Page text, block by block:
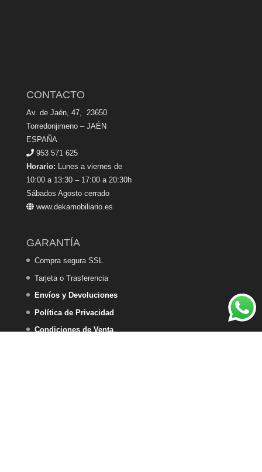
CONTACTO
Av. de Jaén, 47, 23650
Torredonjimeno – JAÉN
ESPAÑA
953 571 625
Horario: Lunes a viernes de
10:00 a 13:30 – 17:00 a 20:30h
Sábados Agosto cerrado
www.dekamobiliario.es
GARANTÍA
Compra segura SSL
Tarjeta o Trasferencia
Envíos y Devoluciones
Política de Privacidad
Condiciones de Venta